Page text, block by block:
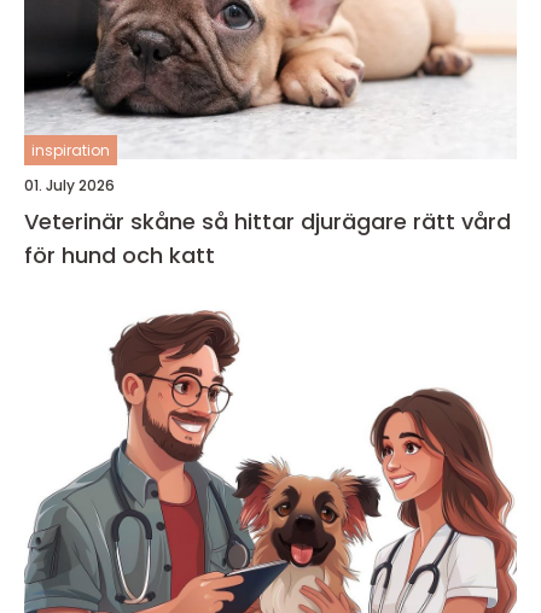
inspiration
01. July 2026
Veterinär skåne så hittar djurägare rätt vård
för hund och katt